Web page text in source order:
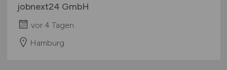
jobnext24 GmbH
vor 4 Tagen
Hamburg